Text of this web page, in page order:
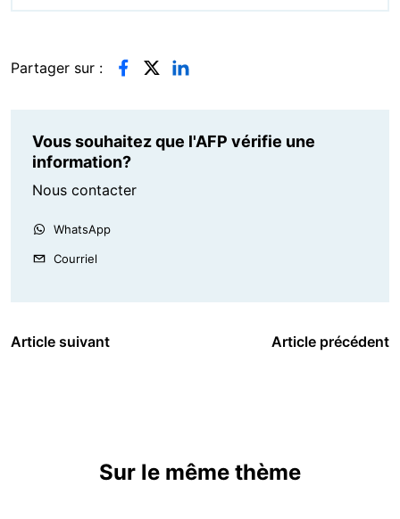
Partager sur :
Vous souhaitez que l'AFP vérifie une
information?
Nous contacter
WhatsApp
Courriel
Article suivant Article précédent
Sur le même thème